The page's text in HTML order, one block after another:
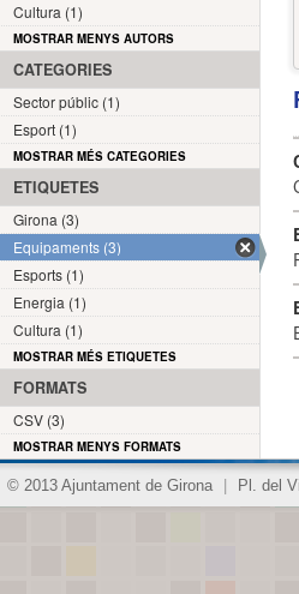
Cultura (1)
MOSTRAR MENYS AUTORS
CATEGORIES
Sector públic (1)
Esport (1)
MOSTRAR MÉS CATEGORIES
ETIQUETES
Girona (3)
Equipaments (3)
Esports (1)
Energia (1)
Cultura (1)
MOSTRAR MÉS ETIQUETES
FORMATS
CSV (3)
MOSTRAR MENYS FORMATS
© 2013 Ajuntament de Girona Pl. del